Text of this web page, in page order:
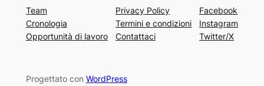
Team
Cronologia
Opportunità di lavoro
Privacy Policy
Termini e condizioni
Contattaci
Facebook
Instagram
Twitter/X
Progettato con WordPress